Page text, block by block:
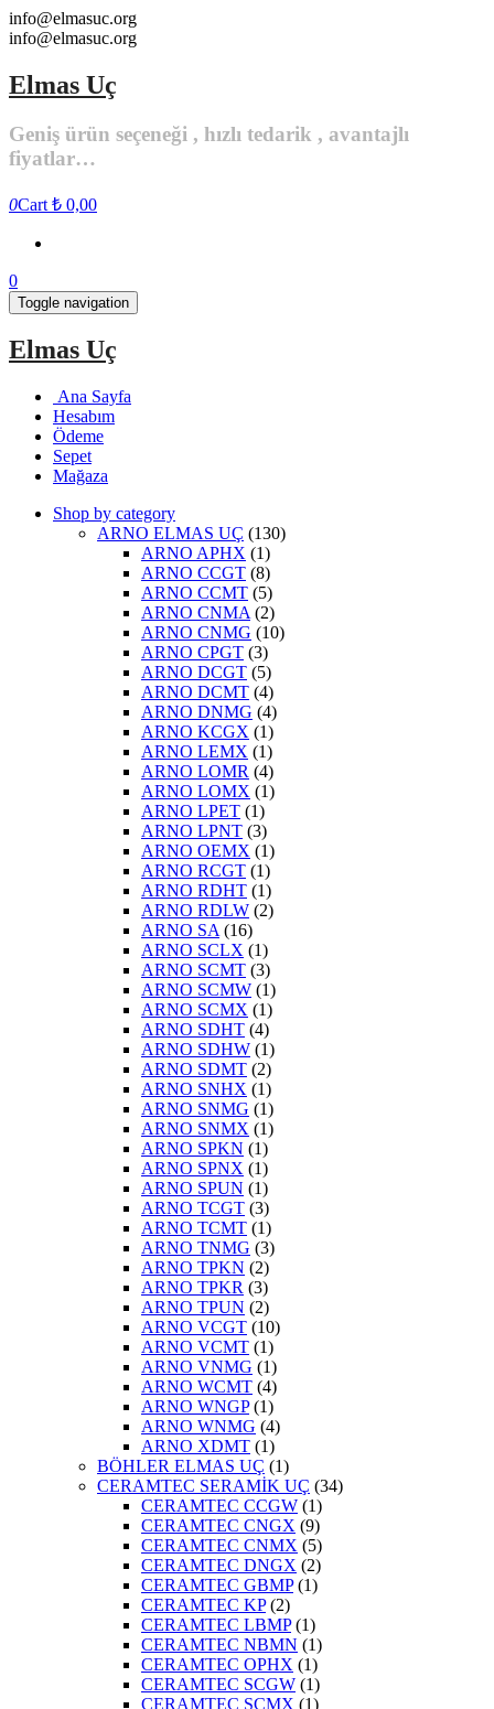
Skip
to
content
info@elmasuc.org
info@elmasuc.org
Elmas Uç
Geniş ürün seçeneği , hızlı tedarik , avantajlı
fiyatlar…
0Cart ₺ 0,00
0
Toggle navigation
Elmas Uç
Ana Sayfa
Hesabım
Ödeme
Sepet
Mağaza
Shop by category
ARNO ELMAS UÇ (130)
ARNO APHX (1)
ARNO CCGT (8)
ARNO CCMT (5)
ARNO CNMA (2)
ARNO CNMG (10)
ARNO CPGT (3)
ARNO DCGT (5)
ARNO DCMT (4)
ARNO DNMG (4)
ARNO KCGX (1)
ARNO LEMX (1)
ARNO LOMR (4)
ARNO LOMX (1)
ARNO LPET (1)
ARNO LPNT (3)
ARNO OEMX (1)
ARNO RCGT (1)
ARNO RDHT (1)
ARNO RDLW (2)
ARNO SA (16)
ARNO SCLX (1)
ARNO SCMT (3)
ARNO SCMW (1)
ARNO SCMX (1)
ARNO SDHT (4)
ARNO SDHW (1)
ARNO SDMT (2)
ARNO SNHX (1)
ARNO SNMG (1)
ARNO SNMX (1)
ARNO SPKN (1)
ARNO SPNX (1)
ARNO SPUN (1)
ARNO TCGT (3)
ARNO TCMT (1)
ARNO TNMG (3)
ARNO TPKN (2)
ARNO TPKR (3)
ARNO TPUN (2)
ARNO VCGT (10)
ARNO VCMT (1)
ARNO VNMG (1)
ARNO WCMT (4)
ARNO WNGP(1)
ARNO WNMG (4)
ARNO XDMT (1)
BÖHLER ELMAS UÇ (1)
CERAMTEC SERAMİK UÇ (34)
CERAMTEC CCGW (1)
CERAMTEC CNGX (9)
CERAMTEC CNMX (5)
CERAMTEC DNGX (2)
CERAMTEC GBMP(1)
CERAMTEC KP(2)
CERAMTEC LBMP(1)
CERAMTEC NBMN (1)
CERAMTEC OPHX (1)
CERAMTEC SCGW (1)
CERAMTEC SCMX (1)